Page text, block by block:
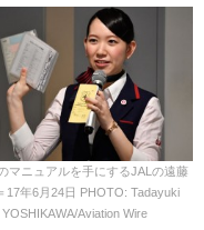
マニュアルを手にするJALの遠藤
17年6月24日 PHOTO: Tadayuki
YOSHIKAWA/Aviation Wire